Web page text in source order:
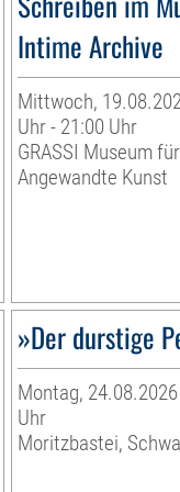
Intime Archive
Mittwoch,
Uhr - 21:00 Uhr
GRASSI Museum für
Angewandte Kunst
»Der durstige
Montag,
Uhr
Moritzbastei,